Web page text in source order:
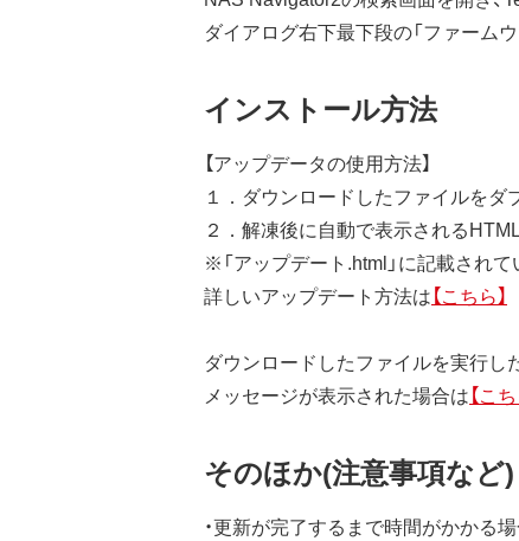
ダイアログ右下最下段の「ファーム
インストール方法
【アップデータの使用方法】
１．ダウンロードしたファイルをダ
２．解凍後に自動で表示される
※「アップデート.html」に記載され
詳しいアップデート方法は【こちら】
ダウンロードしたファイルを実行し
メッセージが表示された場合は【こ
そのほか(注意事項など)
・更新が完了するまで時間がかかる